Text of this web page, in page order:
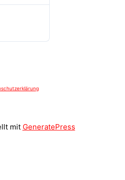
mit GeneratePress